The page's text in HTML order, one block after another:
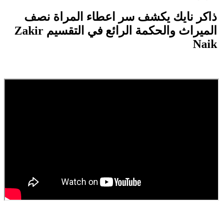
نايك يكشف سر اعطاء المراة نصف
الميراث والحكمة الرائع في التقسيم Zakir